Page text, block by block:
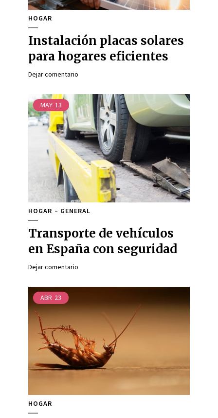
HOGAR
Instalación placas solares
para hogares eficientes
Dejar comentario
MAY 13
HOGAR GENERAL
Transporte de vehículos
en España con seguridad
Dejar comentario
ABR 23
HOGAR